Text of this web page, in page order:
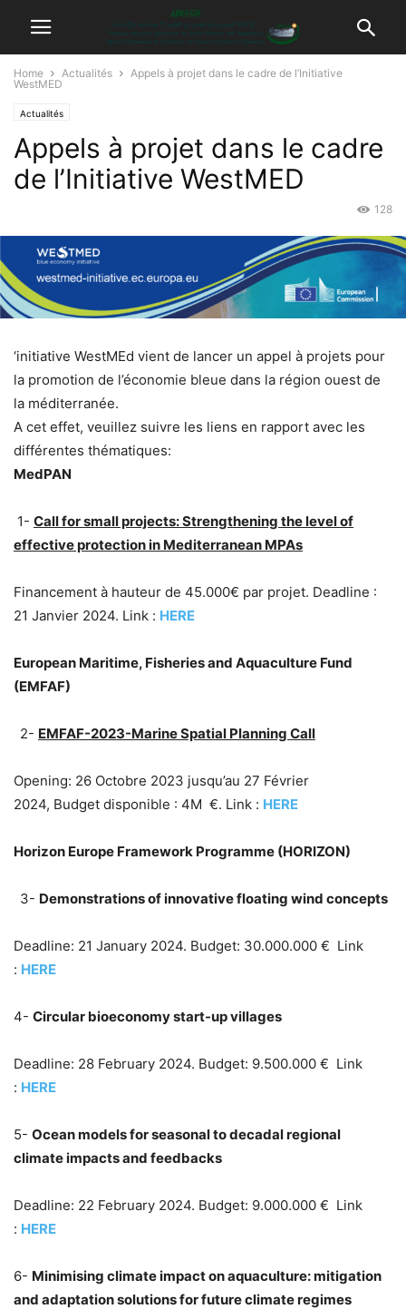
Home Actualités
Appels à projet dans le cadre de l’Initiative
WestMED
Actualités
Appels à projet dans le cadre
de l’Initiative WestMED
128
‘initiative WestMEd vient de lancer un appel à projets pour
la promotion de l’économie bleue dans la région ouest de
la méditerranée.
A cet effet, veuillez suivre les liens en rapport avec les
différentes thématiques:
MedPAN
1- Call for small projects: Strengthening the level of
effective protection in Mediterranean MPAs
Financement à hauteur de 45.000€ par projet. Deadline :
21 Janvier 2024. Link : HERE
European Maritime, Fisheries and Aquaculture Fund
(EMFAF)
2- EMFAF-2023-Marine Spatial Planning Call
Opening: 26 Octobre 2023 jusqu’au 27 Février
2024, Budget disponible : 4M €. Link : HERE
Horizon Europe Framework Programme (HORIZON)
3- Demonstrations of innovative floating wind concepts
Deadline: 21 January 2024. Budget: 30.000.000 € Link
: HERE
4- Circular bioeconomy start-up villages
Deadline: 28 February 2024. Budget: 9.500.000 € Link
: HERE
5- Ocean models for seasonal to decadal regional
climate impacts and feedbacks
Deadline: 22 February 2024. Budget: 9.000.000 € Link
: HERE
6- Minimising climate impact on aquaculture: mitigation
and adaptation solutions for future climate regimes